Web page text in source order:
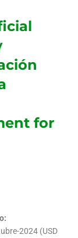
for
2024 (USD